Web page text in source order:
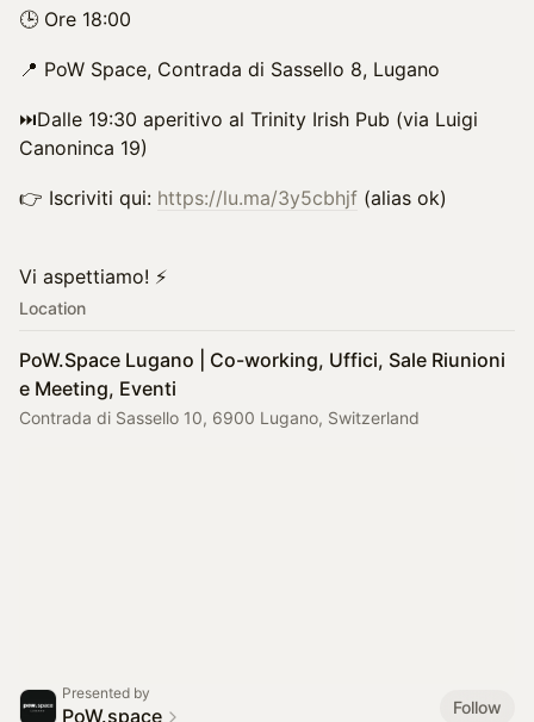
🕒 Ore 18:00
📍 PoW Space, Contrada di Sassello 8, Lugano
⏭️Dalle 19:30 aperitivo al Trinity Irish Pub (via Luigi
Canoninca 19)
👉 Iscriviti qui: https://lu.ma/3y5cbhjf (alias ok)
Vi aspettiamo! ⚡️
Location
PoW.Space Lugano | Co-working, Uffici, Sale Riunioni
e Meeting, Eventi
Contrada di Sassello 10, 6900 Lugano, Switzerland
Presented by
PoW.space
Follow